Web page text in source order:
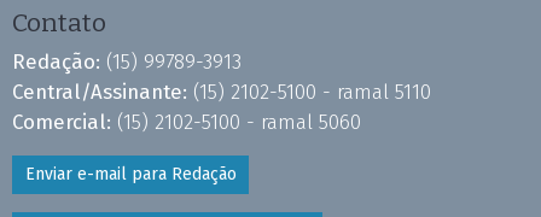
Contato
Redação: (15) 99789-3913
Central/Assinante: (15) 2102-5100 - ramal 5110
Comercial: (15) 2102-5100 - ramal 5060
Enviar e-mail para Redação